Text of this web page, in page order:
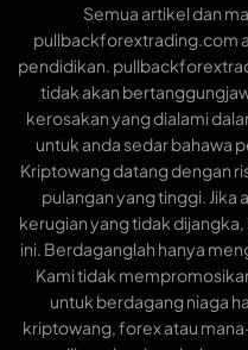
Semua artikel dan
pullbackforextrading.com
pendidikan.
tidak akan
kerosakan yang dialami
untuk anda sedar bahawa
Kriptowang datang dengan
pulangan yang tinggi.
kerugian yang tidak
ini. Berdaganglah hanya
Kami tidak
untuk berdagang niaga
kriptowang, forex atau